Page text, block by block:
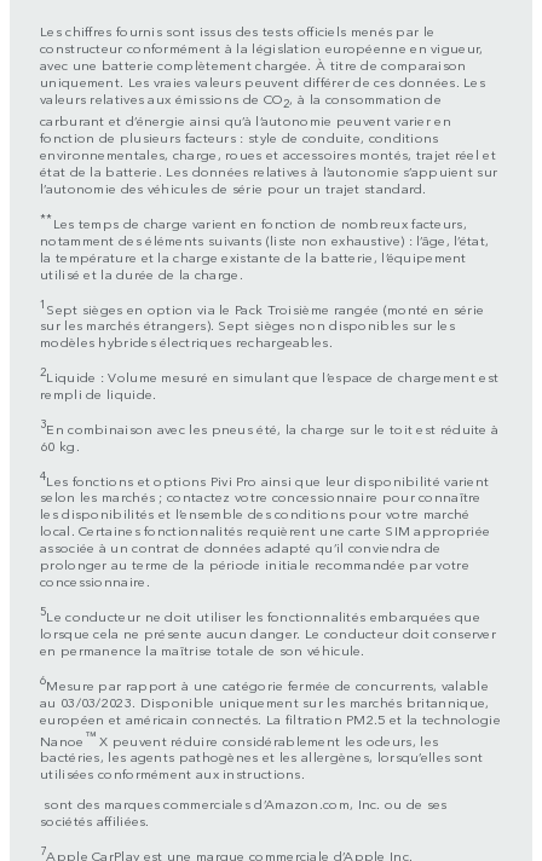
Les chiffres fournis sont issus des tests officiels menés par le
constructeur conformément à la législation européenne en vigueur,
avec une batterie complètement chargée. À titre de comparaison
uniquement. Les vraies valeurs peuvent différer de ces données. Les
valeurs relatives aux émissions de CO2, à la consommation de
carburant et d’énergie ainsi qu’à l’autonomie peuvent varier en
fonction de plusieurs facteurs : style de conduite, conditions
environnementales, charge, roues et accessoires montés, trajet réel et
état de la batterie. Les données relatives à l’autonomie s’appuient sur
l’autonomie des véhicules de série pour un trajet standard.
**Les temps de charge varient en fonction de nombreux facteurs,
notamment des éléments suivants (liste non exhaustive) : l’âge, l’état,
la température et la charge existante de la batterie, l’équipement
utilisé et la durée de la charge.
1 Sept sièges en option via le Pack Troisième rangée (monté en série
sur les marchés étrangers). Sept sièges non disponibles sur les
modèles hybrides électriques rechargeables.
2Liquide : Volume mesuré en simulant que l’espace de chargement est
rempli de liquide.
3En combinaison avec les pneus été, la charge sur le toit est réduite à
60 kg.
4Les fonctions et options Pivi Pro ainsi que leur disponibilité varient
selon les marchés ; contactez votre concessionnaire pour connaître
les disponibilités et l’ensemble des conditions pour votre marché
local. Certaines fonctionnalités requièrent une carte SIM appropriée
associée à un contrat de données adapté qu’il conviendra de
prolonger au terme de la période initiale recommandée par votre
concessionnaire.
5Le conducteur ne doit utiliser les fonctionnalités embarquées que
lorsque cela ne présente aucun danger. Le conducteur doit conserver
en permanence la maîtrise totale de son véhicule.
6Mesure par rapport à une catégorie fermée de concurrents, valable
au 03/03/2023. Disponible uniquement sur les marchés britannique,
européen et américain connectés. La filtration PM2.5 et la technologie
Nanoe ™X peuvent réduire considérablement les odeurs, les
bactéries, les agents pathogènes et les allergènes, lorsqu’elles sont
utilisées conformément aux instructions.
sont des marques commerciales d’Amazon.com, Inc. ou de ses
sociétés affiliées.
7Apple CarPlay est une marque commerciale d’Apple Inc.